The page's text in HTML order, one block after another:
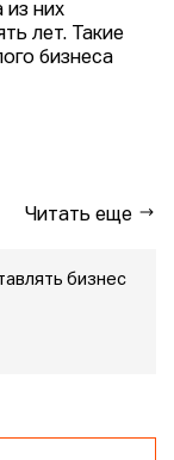
из них
лет. Такие
бизнеса
Читать еще
бизнес